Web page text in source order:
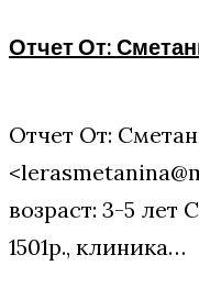
Отчет От:
Отчет От:
возраст: 3-5 лет
1501р., клиника…